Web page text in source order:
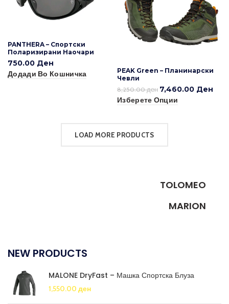
PANTHERA – Спортски
Поларизирани Наочари
750.00 Ден
Додади Во Кошничка
PEAK Green – Планинарски
Чевли
8,250.00ден 7,460.00 Ден
Изберете Опции
LOAD MORE PRODUCTS
TOLOMEO
Ut noner velit praesent sagit,
MARION
NEW PRODUCTS
MALONE DryFast – Машка Спортска Блуза
1,550.00 ден